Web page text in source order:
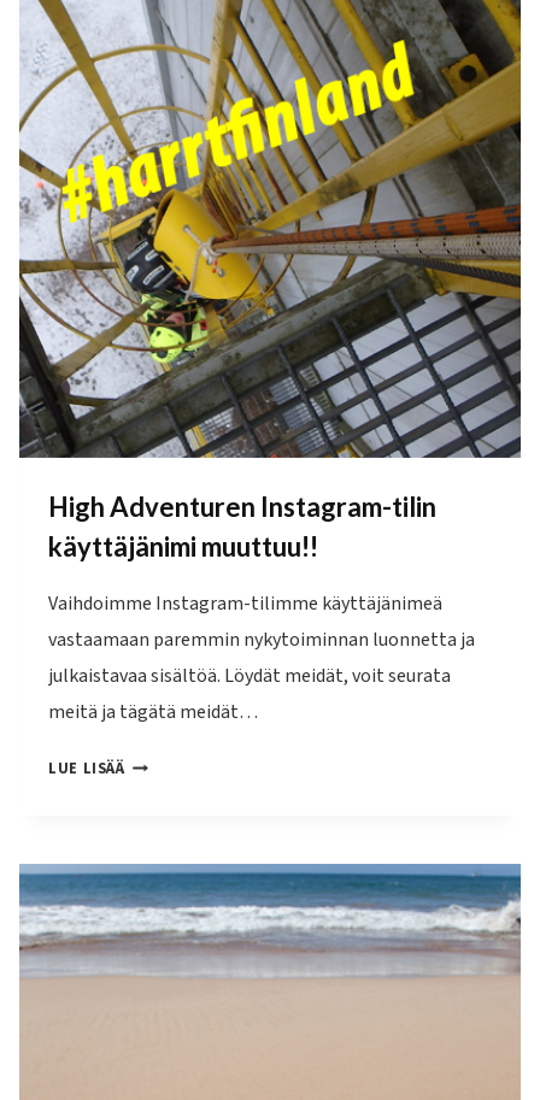
High Adventuren Instagram-tilin
käyttäjänimi muuttuu!!
Vaihdoimme Instagram-tilimme käyttäjänimeä
vastaamaan paremmin nykytoiminnan luonnetta ja
julkaistavaa sisältöä. Löydät meidät, voit seurata
meitä ja tägätä meidät…
LUE LISÄÄHIGH
TILIN
KÄYTTÄJÄNIMI
MUUTTUU!!